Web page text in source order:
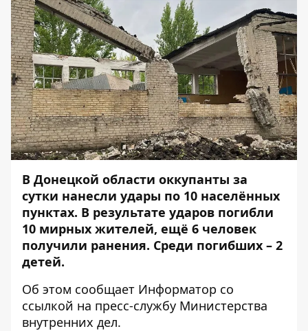
В Донецкой области оккупанты за
сутки нанесли удары по 10 населённых
пунктах. В результате ударов погибли
10 мирных жителей, ещё 6 человек
получили ранения. Среди погибших – 2
детей.
Об этом сообщает Информатор со
ссылкой на пресс-службу Министерства
внутренних дел.